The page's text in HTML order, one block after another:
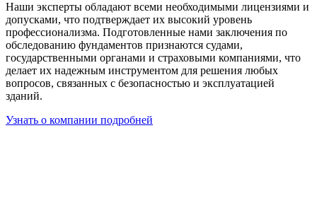
Наши эксперты обладают всеми необходимыми лицензиями и
допусками, что подтверждает их высокий уровень
профессионализма. Подготовленные нами заключения по
обследованию фундаментов признаются судами,
государственными органами и страховыми компаниями, что
делает их надежным инструментом для решения любых
вопросов, связанных с безопасностью и эксплуатацией
зданий.
Узнать о компании подробней